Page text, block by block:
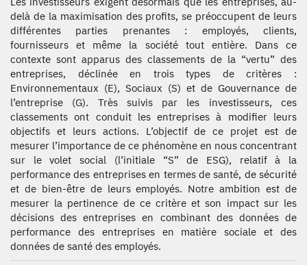
delà de la maximisation des profits, se préoccupent de leurs
différentes parties prenantes : employés, clients,
fournisseurs et même la société tout entière. Dans ce
contexte sont apparus des classements de la “vertu” des
entreprises, déclinée en trois types de critères :
Environnementaux (E), Sociaux (S) et de Gouvernance de
l’entreprise (G). Très suivis par les investisseurs, ces
classements ont conduit les entreprises à modifier leurs
objectifs et leurs actions. L’objectif de ce projet est de
mesurer l’importance de ce phénomène en nous concentrant
sur le volet social (l’initiale “S” de ESG), relatif à la
performance des entreprises en termes de santé, de sécurité
et de bien-être de leurs employés. Notre ambition est de
mesurer la pertinence de ce critère et son impact sur les
décisions des entreprises en combinant des données de
performance des entreprises en matière sociale et des
données de santé des employés.